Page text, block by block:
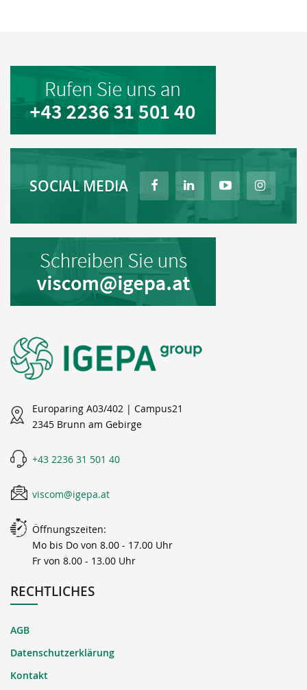
SOCIAL MEDIA
Europaring A03/402 | Campus21
2345 Brunn am Gebirge
+43 2236 31 501 40
viscom@igepa.at
Öffnungszeiten:
Mo bis Do von 8.00 - 17.00 Uhr
Fr von 8.00 - 13.00 Uhr
RECHTLICHES
AGB
Datenschutzerklärung
Kontakt